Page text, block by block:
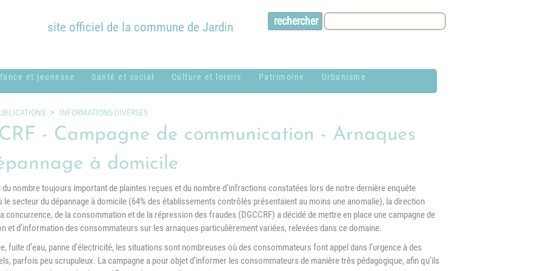
site officiel de la commune de Jardin
et jeunesse
ou
de loisirs
musical - MUSICAVI
élémentaire
Lentillon"
École maternelle "Le
Prince"
Santé et social
ADMR
CCAS
Centres sociaux
Logement
Médical et
paramédical
SSIAD
Culture et loisirs
communaux
Nos associations &
syndicats
Patrimoine
Photothèque
Plan du village
Situation
géographique
Urbanisme
Environnement
décembre 2018
P.L.U. -
Réglementation et
généralités
PLUi (Plan Local
INFORMATIONS DIVERSES
- Campagne de communication - Arnaques
à domicile
du nombre toujours important de plaintes reçues et du nombre d’infractions constatées lors de notre dernière enquête
le secteur du dépannage à domicile (64% des établissements contrôlés présentaient au moins une anomalie), la direction
concurrence, de la consommation et de la répression des fraudes (DGCCRF) a décidé de mettre en place une campagne de
et d’information des consommateurs sur les arnaques particulièrement variées, relevées dans ce domaine.
fuite d’eau, panne d’électricité, les situations sont nombreuses où des consommateurs font appel dans l’urgence à des
parfois peu scrupuleux. La campagne a pour objet d’informer les consommateurs de manière très pédagogique, afin qu’ils